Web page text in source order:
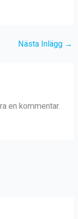
Nästa Inlägg →
en kommentar.